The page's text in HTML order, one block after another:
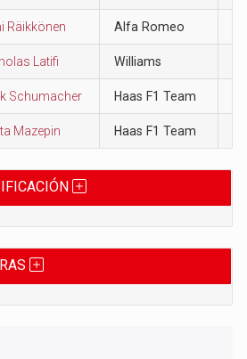
Räikkönen Alfa Romeo
Latifi Williams
Schumacher Haas F1 Team
Mazepin Haas F1 Team